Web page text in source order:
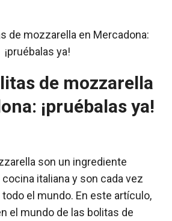
de mozzarella
¡pruébalas ya!
son un ingrediente
italiana y son cada vez
el mundo. En este artículo,
el mundo de las bolitas de